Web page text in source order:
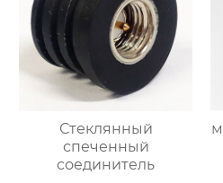
Стеклянный
спеченный
соединитель